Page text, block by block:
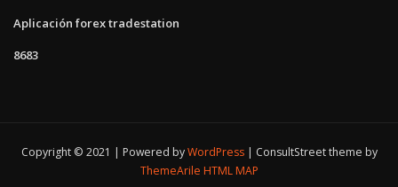
Aplicación forex tradestation
8683
Copyright © 2021 | Powered byWordPress
ConsultStreet theme by
ThemeArile HTML MAP